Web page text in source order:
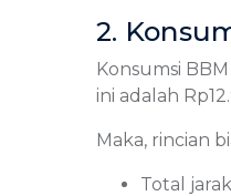
2.
Konsumsi
ini adalah
Maka, rincian
Total